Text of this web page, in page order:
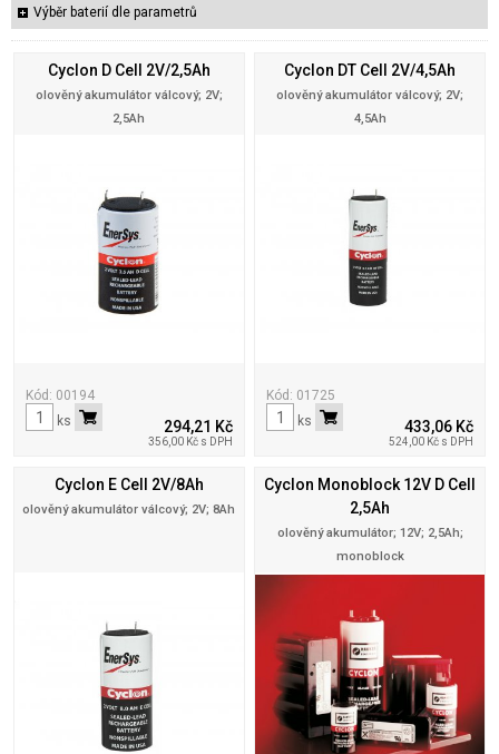
Výběr baterií dle parametrů
Cyclon D Cell 2V/2,5Ah
olověný akumulátor válcový; 2V;
2,5Ah
Kód: 00194
294,21 Kč
356,00 Kč s DPH
ks
Cyclon DT Cell 2V/4,5Ah
olověný akumulátor válcový; 2V;
4,5Ah
Kód: 01725
433,06 Kč
524,00 Kč s DPH
ks
Cyclon E Cell 2V/8Ah
olověný akumulátor válcový; 2V; 8Ah
Cyclon Monoblock 12V D Cell
2,5Ah
olověný akumulátor; 12V; 2,5Ah;
monoblock